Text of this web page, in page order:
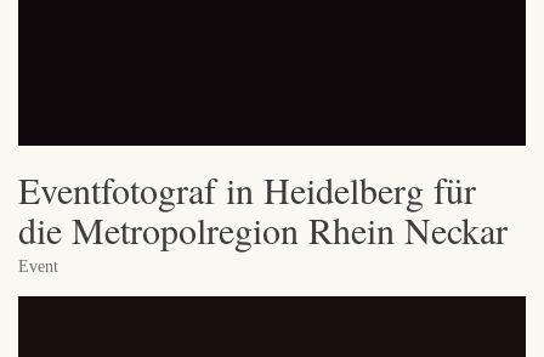
Eventfotograf in Heidelberg für
die Metropolregion Rhein Neckar
Event